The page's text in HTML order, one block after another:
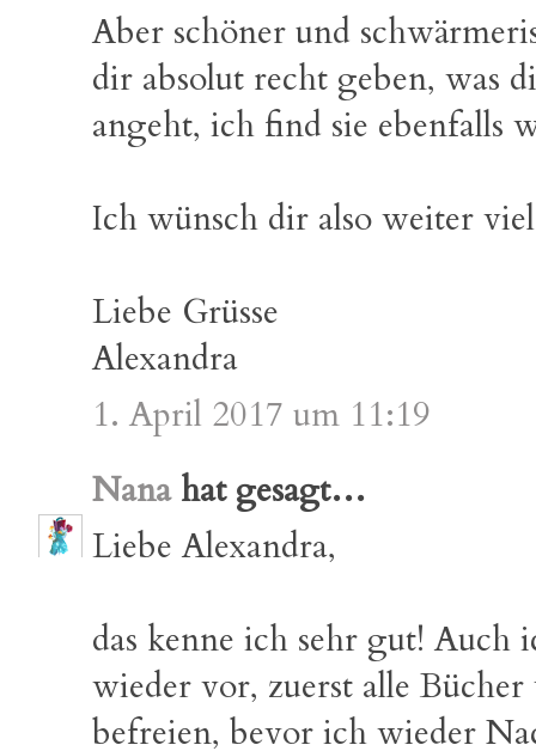
Aber schöner und
dir absolut recht geben, was
angeht, ich find sie ebenfalls
Ich wünsch dir also weiter
Liebe Grüsse
Alexandra
1. April 2017 um 11:19
Nanahat gesagt…
Liebe Alexandra,
das kenne ich sehr gut!
wieder vor, zuerst alle
befreien, bevor ich wieder